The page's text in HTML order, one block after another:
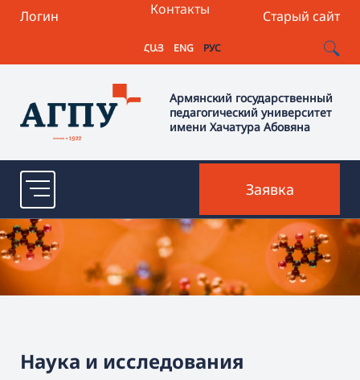
Логин Старый сайт
Контакты
ՀԱՅ ENG РУС
Армянский государственный
педагогический университет
имени Хачатура Абовяна
Заявка
Наука и исследования